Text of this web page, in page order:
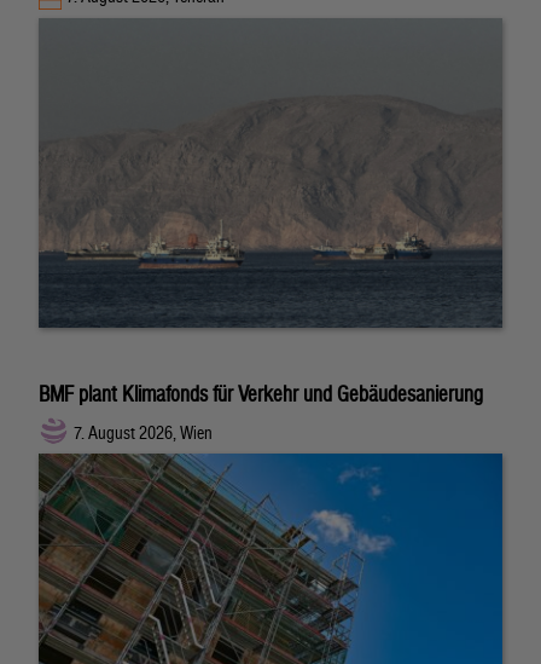
BMF plant Klimafonds für Verkehr und Gebäudesanierung
7. August 2026, Wien